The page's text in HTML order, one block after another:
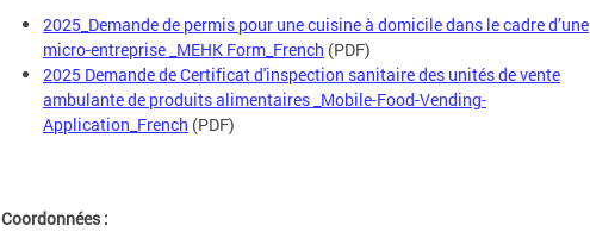
2025_Demande de permis pour une cuisine à domicile dans le cadre d’une
micro-entreprise _MEHK Form_French (PDF)
2025 Demande de Certificat d'inspection sanitaire des unités de vente
ambulante de produits alimentaires _Mobile-Food-Vending-
Application_French (PDF)
Coordonnées :